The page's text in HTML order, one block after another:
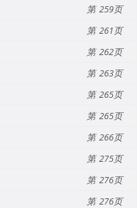
259
261
262
263
265
265
266
275
276
276